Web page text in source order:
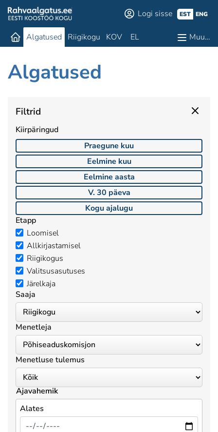
Logi sisse EST ENG
Algatused Riigikogu KOV EL Muu…
Algatused
Filtrid
Kiirpäringud
Praegune kuu
Eelmine kuu
Eelmine aasta
V. 30 päeva
Kogu ajalugu
Etapp
Loomisel
Allkirjastamisel
Riigikogus
Valitsusasutuses
Järelkaja
Saaja
Menetleja
Menetluse tulemus
Ajavahemik
Alates